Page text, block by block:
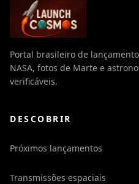
Portal brasileiro de
NASA, fotos de Marte e
verificáveis.
DESCOBRIR
Próximos lançamentos
Transmissões espaciais